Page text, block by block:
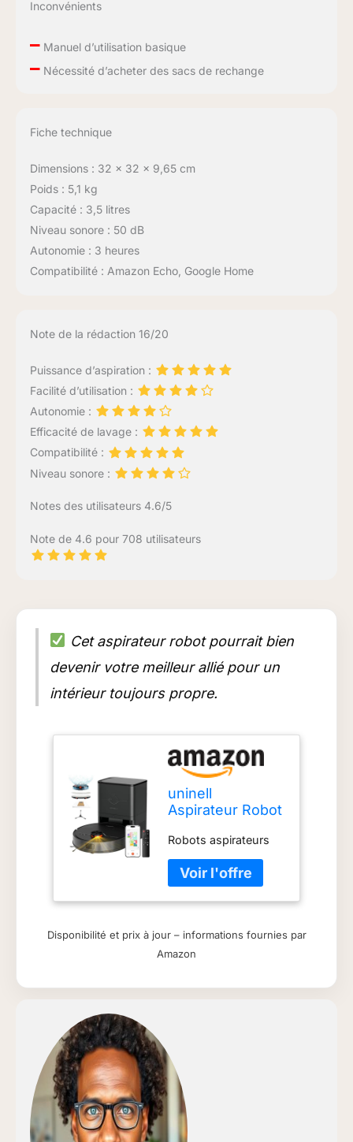
Inconvénients
–Manuel d’utilisation basique
–Nécessité d’acheter des sacs de rechange
Fiche technique
Dimensions : 32 x 32 x 9,65 cm
Poids : 5,1 kg
Capacité : 3,5 litres
Niveau sonore : 50 dB
Autonomie : 3 heures
Compatibilité : Amazon Echo, Google Home
Note de la rédaction 16/20
Puissance d’aspiration :
Facilité d’utilisation :
Autonomie :
Efficacité de lavage :
Compatibilité :
Niveau sonore :
Notes des utilisateurs 4.6/5
Note de 4.6 pour 708 utilisateurs
Cet aspirateur robot pourrait bien
devenir votre meilleur allié pour un
intérieur toujours propre.
uninell
Aspirateur Robot
5000Pa
Robots aspirateurs
Disponibilité et prix à jour – informations fournies par
Amazon